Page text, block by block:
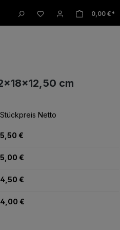
0,00 €*
cm
Stückpreis Netto
5,50 €
5,00 €
4,50 €
4,00 €